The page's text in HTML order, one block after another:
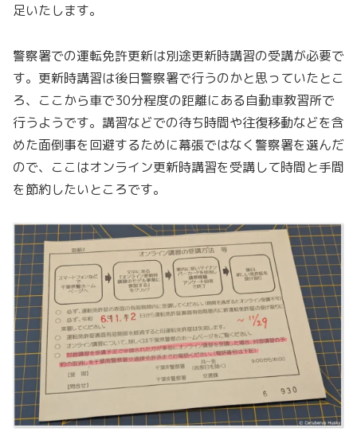
足いたします。
警察署での運転免許更新は別途更新時講習の受講が必要で
す。更新時講習は後日警察署で行うのかと思っていたとこ
ろ、ここから車で30分程度の距離にある自動車教習所で
行うようです。講習などでの待ち時間や往復移動などを含
めた面倒事を回避するために幕張ではなく警察署を選んだ
ので、ここはオンライン更新時講習を受講して時間と手間
を節約したいところです。